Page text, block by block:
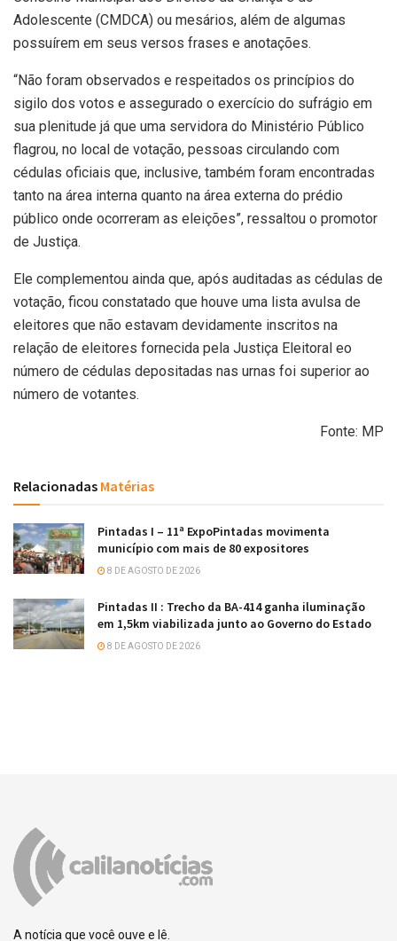
Adolescente (CMDCA) ou mesários, além de algumas
possuírem em seus versos frases e anotações.
“Não foram observados e respeitados os princípios do
sigilo dos votos e assegurado o exercício do sufrágio em
sua plenitude já que uma servidora do Ministério Público
flagrou, no local de votação, pessoas circulando com
cédulas oficiais que, inclusive, também foram encontradas
tanto na área interna quanto na área externa do prédio
público onde ocorreram as eleições”, ressaltou o promotor
de Justiça.
Ele complementou ainda que, após auditadas as cédulas de
votação, ficou constatado que houve uma lista avulsa de
eleitores que não estavam devidamente inscritos na
relação de eleitores fornecida pela Justiça Eleitoral eo
número de cédulas depositadas nas urnas foi superior ao
número de votantes.
Fonte: MP
Relacionadas Matérias
Pintadas I – 11ª ExpoPintadas movimenta
município com mais de 80 expositores
8 DE AGOSTO DE 2026
Pintadas II : Trecho da BA-414 ganha iluminação
em 1,5km viabilizada junto ao Governo do Estado
8 DE AGOSTO DE 2026
A notícia que você ouve e lê.